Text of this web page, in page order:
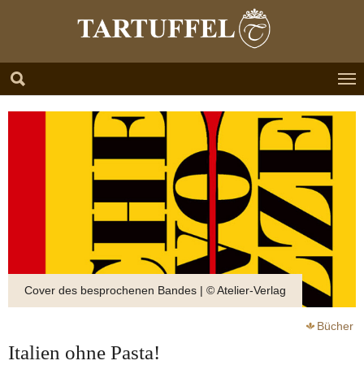
Cover des besprochenen Bandes | © Atelier-Verlag
Bücher
Italien ohne Pasta!